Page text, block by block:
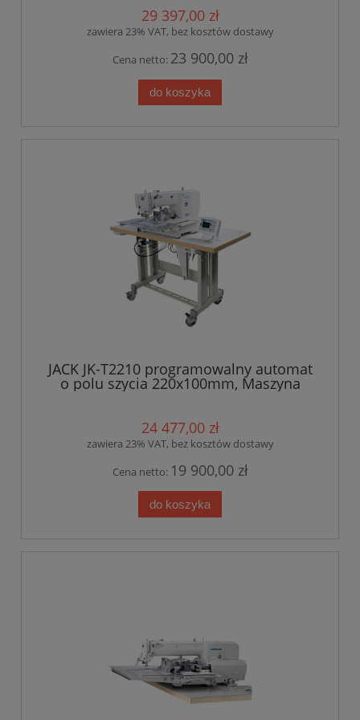
29 397,00 zł
zawiera 23% VAT, bez kosztów dostawy
Cena netto: 23 900,00 zł
do koszyka
JACK JK-T2210 programowalny automat
o polu szycia 220x100mm, Maszyna
24 477,00 zł
zawiera 23% VAT, bez kosztów dostawy
Cena netto: 19 900,00 zł
do koszyka